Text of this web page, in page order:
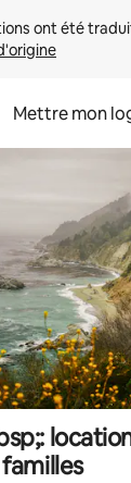
Mettre mon